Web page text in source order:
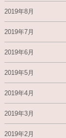
2019年8月
2019年7月
2019年6月
2019年5月
2019年4月
2019年3月
2019年2月